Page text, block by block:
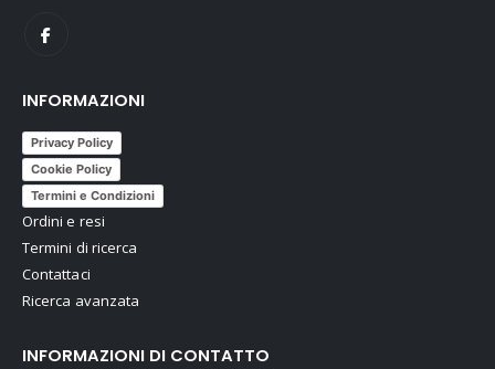
INFORMAZIONI
Privacy Policy
Cookie Policy
Termini e Condizioni
Ordini e resi
Termini di ricerca
Contattaci
Ricerca avanzata
INFORMAZIONI DI CONTATTO